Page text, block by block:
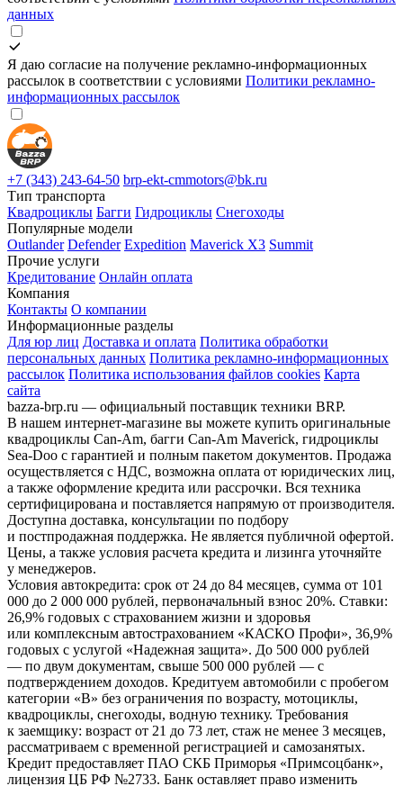
данных
Я даю согласие на получение рекламно-информационных
рассылок в соответствии с условиями Политики рекламно-
информационных рассылок
+7 (343) 243-64-50 brp-ekt-cmmotors@bk.ru
Тип транспорта
Квадроциклы Багги Гидроциклы Снегоходы
Популярные модели
Outlander Defender Expedition Maverick X3 Summit
Прочие услуги
Кредитование Онлайн оплата
Компания
Контакты О компании
Информационные разделы
Для юр лиц Доставка и оплата Политика обработки
персональных данных Политика рекламно-информационных
рассылок Политика использования файлов cookies Карта
сайта
bazza-brp.ru — официальный поставщик техники BRP.
В нашем интернет-магазине вы можете купить оригинальные
квадроциклы Can-Am, багги Can-Am Maverick, гидроциклы
Sea-Doo с гарантией и полным пакетом документов. Продажа
осуществляется с НДС, возможна оплата от юридических лиц,
а также оформление кредита или рассрочки. Вся техника
сертифицирована и поставляется напрямую от производителя.
Доступна доставка, консультации по подбору
и постпродажная поддержка. Не является публичной офертой.
Цены, а также условия расчета кредита и лизинга уточняйте
у менеджеров.
Условия автокредита: срок от 24 до 84 месяцев, сумма от 101
000 до 2 000 000 рублей, первоначальный взнос 20%. Ставки:
26,9% годовых с страхованием жизни и здоровья
или комплексным автострахованием «КАСКО Профи», 36,9%
годовых с услугой «Надежная защита». До 500 000 рублей
— по двум документам, свыше 500 000 рублей — с
подтверждением доходов. Кредитуем автомобили с пробегом
категории «B» без ограничения по возрасту, мотоциклы,
квадроциклы, снегоходы, водную технику. Требования
к заемщику: возраст от 21 до 73 лет, стаж не менее 3 месяцев,
рассматриваем с временной регистрацией и самозанятых.
Кредит предоставляет ПАО СКБ Приморья «Примсоцбанк»,
лицензия ЦБ РФ №2733. Банк оставляет право изменить